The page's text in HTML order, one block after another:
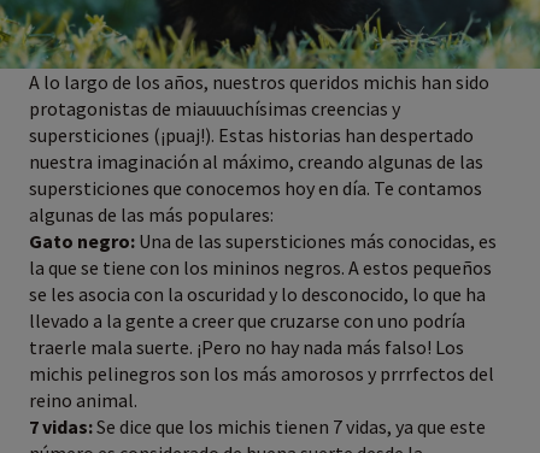
A lo largo de los años, nuestros queridos michis han sido
protagonistas de miauuuchísimas creencias y
supersticiones (¡puaj!). Estas historias han despertado
nuestra imaginación al máximo, creando algunas de las
supersticiones que conocemos hoy en día. Te contamos
algunas de las más populares:
Gato negro: Una de las supersticiones más conocidas, es
la que se tiene con los mininos negros. A estos pequeños
se les asocia con la oscuridad y lo desconocido, lo que ha
llevado a la gente a creer que cruzarse con uno podría
traerle mala suerte. ¡Pero no hay nada más falso! Los
michis pelinegros son los más amorosos y prrrfectos del
reino animal.
7 vidas:Se dice que los michis tienen 7 vidas, ya que este